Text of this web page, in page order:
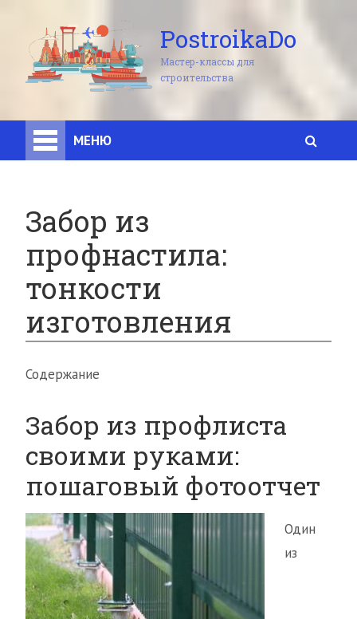
PostroikaDo
Мастер-классы для
строительства
МЕНЮ
Забор из
профнастила:
тонкости
изготовления
Содержание
Забор из профлиста
своими руками:
пошаговый фотоотчет
Один
из